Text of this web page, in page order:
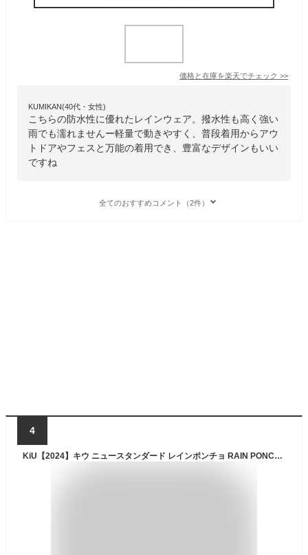
価格と在庫を楽天でチェック >>
KUMIKAN(40代・女性)
こちらの防水性に優れたレインウェア。撥水性も高く強い
雨でも濡れませんー軽量で動きやすく、普段着用からアウ
トドアやフェスと万能の着用でき、豊富なデザインもいい
ですね
全てのおすすめコメント（2件）
4
KiU【2024】キウ ニュースタンダード レインポンチョ RAIN PONCHO 豪雨対応 雨対策 自転車 大雨 台風 梅雨 レインコート ポンチョ 雨具 雨ガッパ 雨合羽 はっ水 撥水 防水 袖付き 収納袋 ポケット アウトドア フェス かわいい おしゃれ メンズ レディース 男女兼用 グラデーション ベージュ